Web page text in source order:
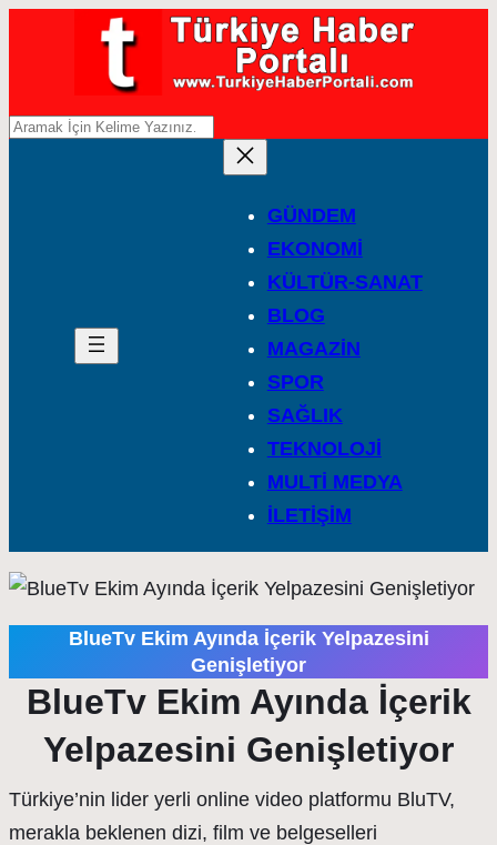
A
GÜNDEM
EKONOMİ
KÜLTÜR-SANAT
BLOG
MAGAZİN
SPOR
SAĞLIK
TEKNOLOJİ
MULTİ MEDYA
İLETİŞİM
BlueTv Ekim Ayında İçerik Yelpazesini
Genişletiyor
BlueTv Ekim Ayında İçerik
Yelpazesini Genişletiyor
Türkiye’nin lider yerli online video platformu BluTV,
merakla beklenen dizi, film ve belgeselleri